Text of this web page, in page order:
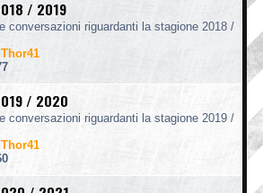
/ 2019
conversazioni riguardanti la stagione 2018 /
Thor41
/ 2020
conversazioni riguardanti la stagione 2019 /
Thor41